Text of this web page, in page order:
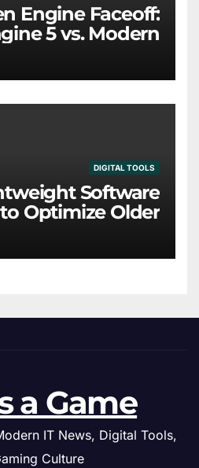
Engine Faceoff:
5 vs. Modern
DIGITAL TOOLS
Software
Optimize Older
a Game
IT News, Digital Tools,
Culture.